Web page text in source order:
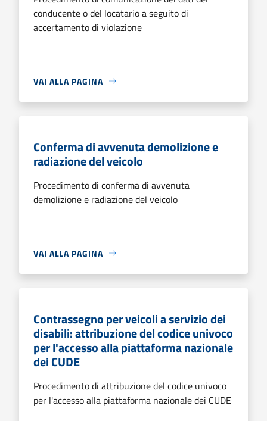
conducente o del locatario a seguito di
accertamento di violazione
VAI ALLA PAGINA
Conferma di avvenuta demolizione e
radiazione del veicolo
Procedimento di conferma di avvenuta
demolizione e radiazione del veicolo
VAI ALLA PAGINA
Contrassegno per veicoli a servizio dei
disabili: attribuzione del codice univoco
per l'accesso alla piattaforma nazionale
dei CUDE
Procedimento di attribuzione del codice univoco
per l'accesso alla piattaforma nazionale dei CUDE